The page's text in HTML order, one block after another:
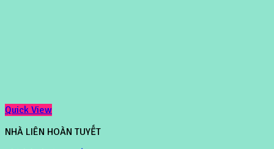
Quick View
NHÀ LIÊN HOÀN TUYẾT